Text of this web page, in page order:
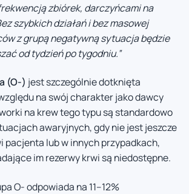
zbiórek, darczyńcami na
szybkich działań i bez masowej
z grupą negatywną sytuacja będzie
od tydzień po tygodniu.”
(O-) jest szczególnie dotknięta
na swój charakter jako dawcy
na krew tego typu są standardowo
awaryjnych, gdy nie jest jeszcze
pacjenta lub w innych przypadkach,
im rezerwy krwi są niedostępne.
O- odpowiada na 11–12%